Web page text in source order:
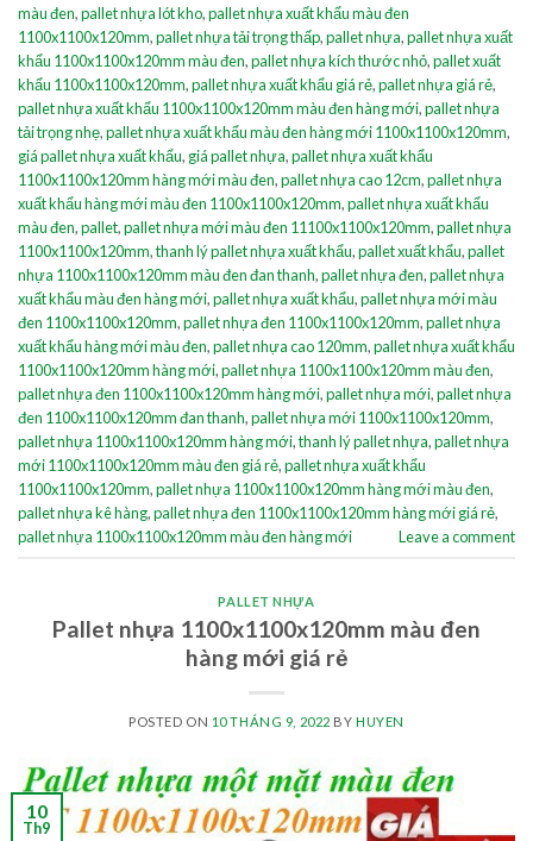
màu đen,pallet nhựa lót kho,pallet nhựa xuất khẩu màu đen
1100x1100x120mm,pallet nhựa tải trọng thấp,pallet nhựa,pallet nhựa xuất
khẩu 1100x1100x120mm màu đen,pallet nhựa kích thước nhỏ,pallet xuất
khẩu 1100x1100x120mm,pallet nhựa xuất khẩu giá rẻ,pallet nhựa giá rẻ,
pallet nhựa xuất khẩu 1100x1100x120mm màu đen hàng mới,pallet nhựa
tải trọng nhẹ,pallet nhựa xuất khẩu màu đen hàng mới 1100x1100x120mm,
giá pallet nhựa xuất khẩu, giá pallet nhựa,pallet nhựa xuất khẩu
1100x1100x120mm hàng mới màu đen,pallet nhựa cao 12cm,pallet nhựa
xuất khẩu hàng mới màu đen 1100x1100x120mm,pallet nhựa xuất khẩu
màu đen,pallet,pallet nhựa mới màu đen 11100x1100x120mm,pallet nhựa
1100x1100x120mm,thanh lý pallet nhựa xuất khẩu,pallet xuất khẩu,pallet
nhựa 1100x1100x120mm màu đen đan thanh,pallet nhựa đen,pallet nhựa
xuất khẩu màu đen hàng mới,pallet nhựa xuất khẩu,pallet nhựa mới màu
đen 1100x1100x120mm,pallet nhựa đen 1100x1100x120mm,pallet nhựa
xuất khẩu hàng mới màu đen,pallet nhựa cao 120mm,pallet nhựa xuất khẩu
1100x1100x120mm hàng mới,pallet nhựa 1100x1100x120mm màu đen,
pallet nhựa đen 1100x1100x120mm hàng mới,pallet nhựa mới,pallet nhựa
đen 1100x1100x120mm đan thanh,pallet nhựa mới 1100x1100x120mm,
pallet nhựa 1100x1100x120mm hàng mới,thanh lý pallet nhựa,pallet nhựa
mới 1100x1100x120mm màu đen giá rẻ,pallet nhựa xuất khẩu
1100x1100x120mm,pallet nhựa 1100x1100x120mm hàng mới màu đen,
pallet nhựa kê hàng,pallet nhựa đen 1100x1100x120mm hàng mới giá rẻ,
pallet nhựa 1100x1100x120mm màu đen hàng mới
Leave a comment
PALLET NHỰA
Pallet nhựa 1100x1100x120mm màu đen
hàng mới giá rẻ
POSTED ON 10 THÁNG 9, 2022 BY HUYEN
10
Th9